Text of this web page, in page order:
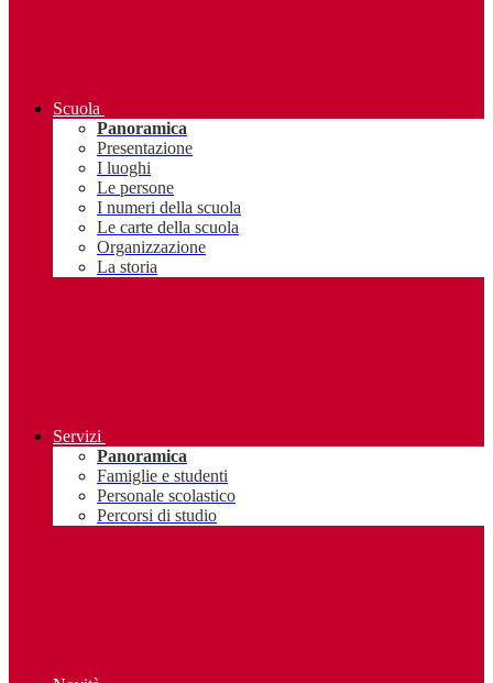
Scuola
Panoramica
Presentazione
I luoghi
Le persone
I numeri della scuola
Le carte della scuola
Organizzazione
La storia
Servizi
Panoramica
Famiglie e studenti
Personale scolastico
Percorsi di studio